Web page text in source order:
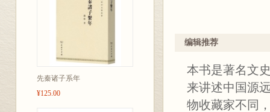
先秦诸子系年
¥125.00
编辑推荐
本书是著名文
来讲述中国源
物收藏家不同